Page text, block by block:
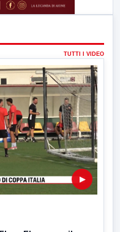
TUTTI I VIDEO
▶